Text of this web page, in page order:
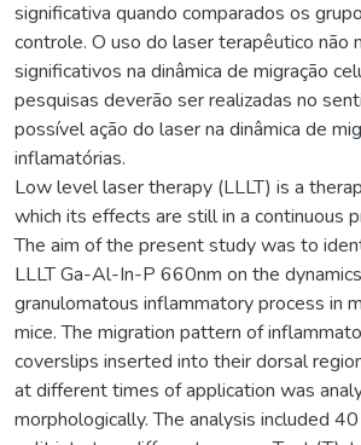
significativa quando comparados os
controle. O uso do laser terapêutico não
significativos na dinâmica de migração
pesquisas deverão ser realizadas no
possível ação do laser na dinâmica de
inflamatórias.
Low level laser therapy (LLLT) is a
which its effects are still in a continuous
The aim of the present study was to
LLLT Ga-Al-In-P 660nm on the
granulomatous inflammatory process in
mice. The migration pattern of
coverslips inserted into their dorsal
at different times of application was
morphologically. The analysis included